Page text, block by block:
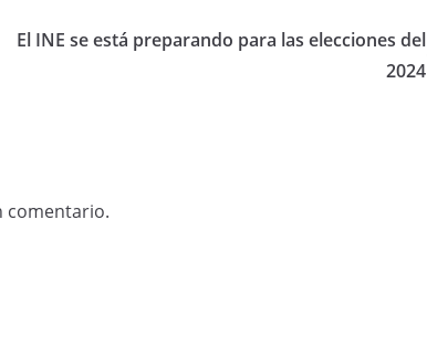
El INE se está preparando para las elecciones del
2024
comentario.